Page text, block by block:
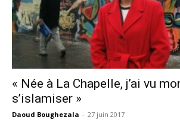
« Née à La Chapelle, j’ai vu
s’islamiser »
Daoud Boughezala - 27 juin 2017